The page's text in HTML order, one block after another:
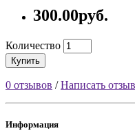
300.00руб.
Количество
Купить
0 отзывов /Написать отзыв
Информация